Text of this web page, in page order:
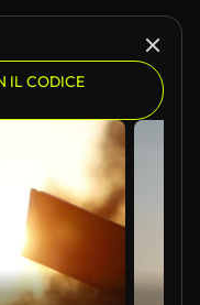
IL CODICE